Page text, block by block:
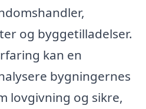
og byggetilladelser.
kan en
bygningernes
lovgivning og sikre,